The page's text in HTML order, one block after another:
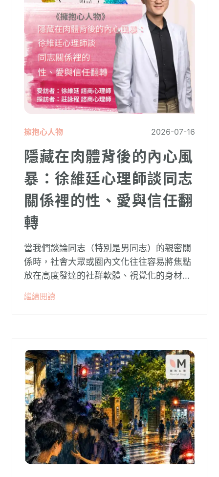
擁抱心人物 2026-07-16
隱藏在肉體背後的內心風
暴：徐維廷心理師談同志
關係裡的性、愛與信任翻
轉
當我們談論同志（特別是男同志）的親密關
係時，社會大眾或圈內文化往往容易將焦點
放在高度發達的社群軟體、視覺化的身材資
砲文化的普及度上。
繼續閱讀